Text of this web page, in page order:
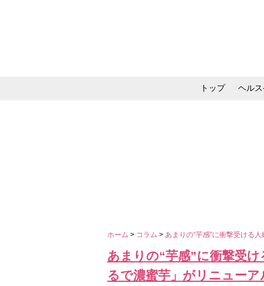
トップ ヘル
ホーム > コラム > あまりの“芋感”に衝撃受ける
あまりの“芋感”に衝撃受
るで濃蜜芋」がリニューア